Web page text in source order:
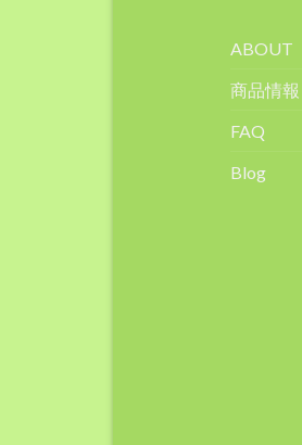
ABOUT
商品情報
FAQ
Blog